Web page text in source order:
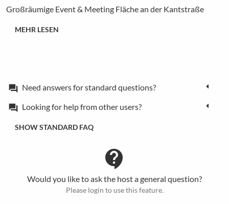
Großräumige Event & Meeting Fläche an der Kantstraße
MEHR LESEN
forum Need answers for standard questions?
forum Looking for help from other users?
SHOW STANDARD FAQ
contact_support
Would you like to ask the host a general question?
Please login to use this feature.